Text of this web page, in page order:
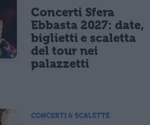
Concerti Sfera
Ebbasta 2027: date,
biglietti e scaletta
del tour nei
palazzetti
CONCERTI & SCALETTE